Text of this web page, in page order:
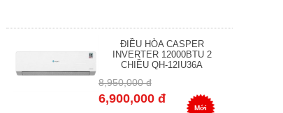
ĐIỀU HÒA CASPER
INVERTER 12000BTU 2
CHIỀU QH-12IU36A
8,950,000 đ
6,900,000 đ
Mới